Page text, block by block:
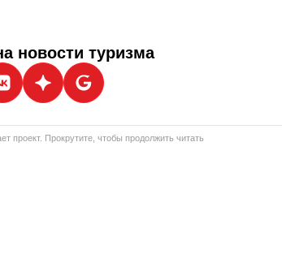
новости туризма
проект. Прокрутите, чтобы продолжить читать